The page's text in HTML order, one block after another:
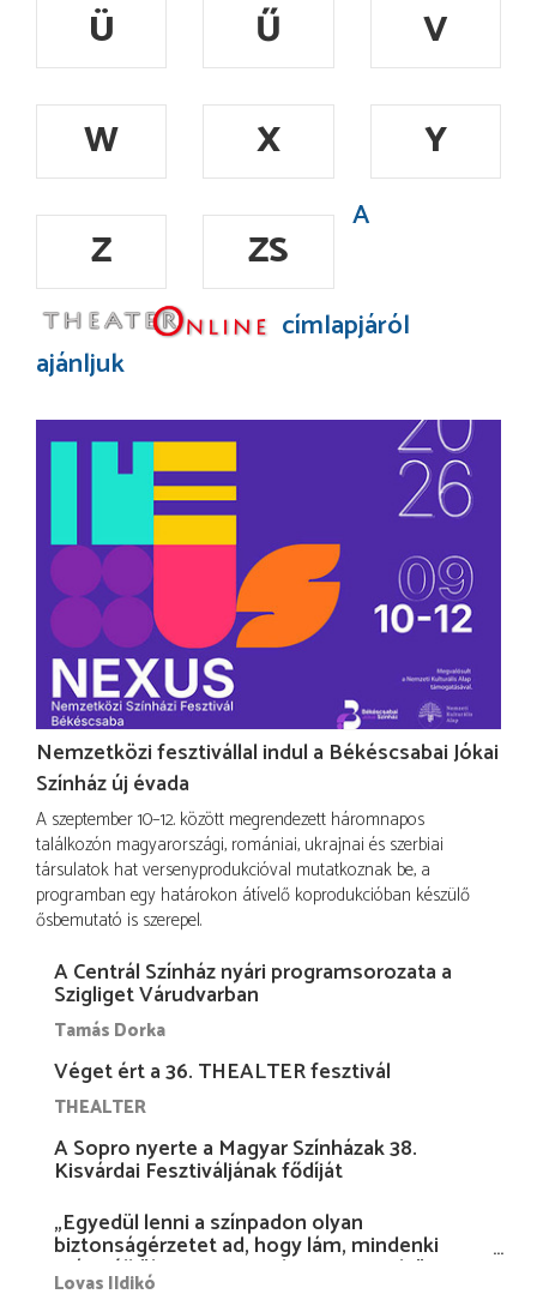
Ü
Ű
V
W
X
Y
Z
ZS
A
címlapjáról
ajánljuk
Nemzetközi fesztivállal indul a Békéscsabai Jókai
Színház új évada
A szeptember 10–12. között megrendezett háromnapos
találkozón magyarországi, romániai, ukrajnai és szerbiai
társulatok hat versenyprodukcióval mutatkoznak be, a
programban egy határokon átívelő koprodukcióban készülő
ősbemutató is szerepel.
A Centrál Színház nyári programsorozata a
Szigliget Várudvarban
Tamás Dorka
Véget ért a 36. THEALTER fesztivál
THEALTER
A Sopro nyerte a Magyar Színházak 38.
Kisvárdai Fesztiváljának fődíját
„Egyedül lenni a színpadon olyan
biztonságérzetet ad, hogy lám, mindenki
más nélkül is megvagyok magammal…”
Lovas Ildikó